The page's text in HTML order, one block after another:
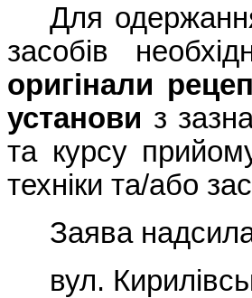
Для
засобів
оригінали
установи з
та курсу
техніки та/або
Заява
вул.